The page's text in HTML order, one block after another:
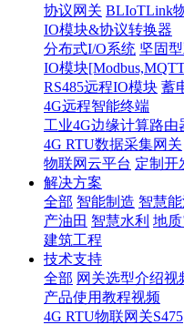
协议网关 BLIoTLink
IO模块&协议转换器
分布式I/O系统 坚固
IO模块
RS485远程IO模块 蓄
4G远程智能终端
工业4G边缘计算路由
4G RTU数据采集网关
物联网云平台 定制开
解决方案
全部 智能制造 智慧
产油田 智慧水利 地
建筑工程
技术支持
全部 网关选型介绍视
产品使用教程视频
4G RTU物联网关S475